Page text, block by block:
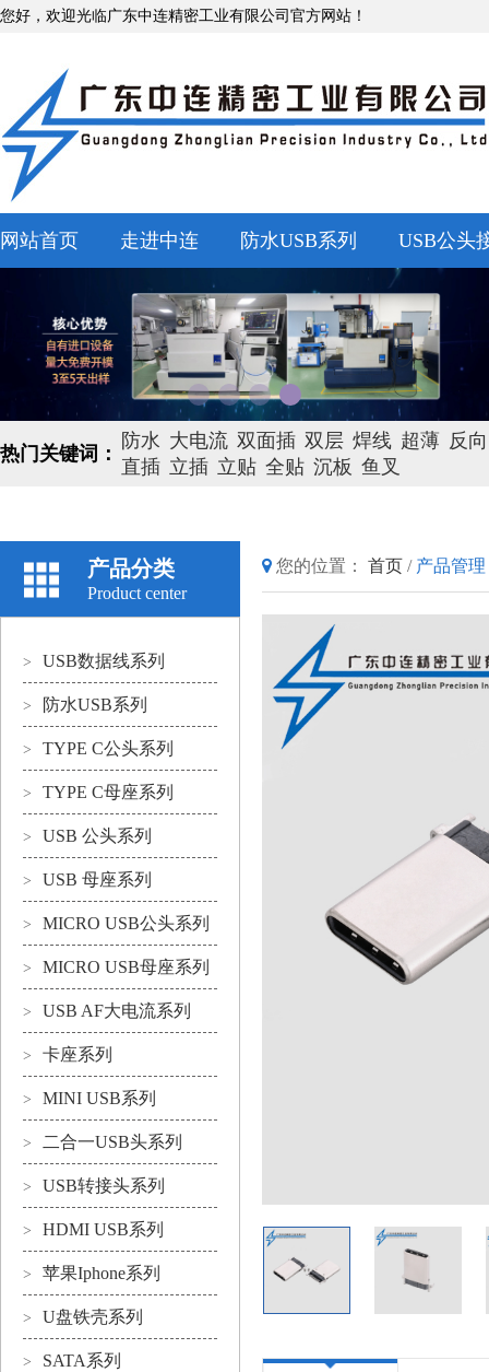
您好，欢迎光临广东中连精密工业有限公司官方网站！
网站首页 走进中连 防水USB系列 USB公头
热门关键词：
防水 大电流 双面插 双层 焊线 超薄 反向
直插 立插 立贴 全贴 沉板 鱼叉
产品分类
Product center
> USB数据线系列
> 防水USB系列
> TYPE C公头系列
> TYPE C母座系列
> USB 公头系列
> USB 母座系列
> MICRO USB公头系列
> MICRO USB母座系列
> USB AF大电流系列
> 卡座系列
> MINI USB系列
> 二合一USB头系列
> USB转接头系列
> HDMI USB系列
> 苹果Iphone系列
> U盘铁壳系列
> SATA系列
您的位置： 首页 / 产品管理